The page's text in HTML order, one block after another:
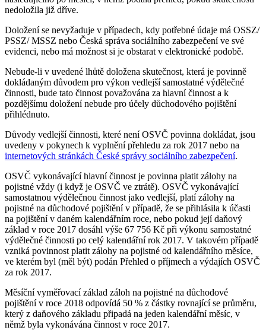
nedoložila již dříve.
Doložení se nevyžaduje v případech, kdy potřebné údaje má OSSZ/
PSSZ/ MSSZ nebo Česká správa sociálního zabezpečení ve své
evidenci, nebo má možnost si je obstarat v elektronické podobě.
Nebude-li v uvedené lhůtě doložena skutečnost, která je povinně
dokládaným důvodem pro výkon vedlejší samostatné výdělečné
činnosti, bude tato činnost považována za hlavní činnost a k
pozdějšímu doložení nebude pro účely důchodového pojištění
přihlédnuto.
Důvody vedlejší činnosti, které není OSVČ povinna dokládat, jsou
uvedeny v pokynech k vyplnění přehledu za rok 2017 nebo na
internetových stránkách České správy sociálního zabezpečení.
OSVČ vykonávající hlavní činnost je povinna platit zálohy na
pojistné vždy (i když je OSVČ ve ztrátě). OSVČ vykonávající
samostatnou výdělečnou činnost jako vedlejší, platí zálohy na
pojistné na důchodové pojištění v případě, že se přihlásila k účasti
na pojištění v daném kalendářním roce, nebo pokud její daňový
základ v roce 2017 dosáhl výše 67 756 Kč při výkonu samostatné
výdělečné činnosti po celý kalendářní rok 2017. V takovém případě
vzniká povinnost platit zálohy na pojistné od kalendářního měsíce,
ve kterém byl (měl být) podán Přehled o příjmech a výdajích OSVČ
za rok 2017.
Měsíční vyměřovací základ záloh na pojistné na důchodové
pojištění v roce 2018 odpovídá 50 % z částky rovnající se průměru,
který z daňového základu připadá na jeden kalendářní měsíc, v
němž byla vykonávána činnost v roce 2017.